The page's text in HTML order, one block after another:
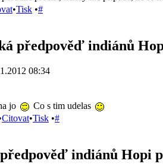
•Tisk •#
předpověď indiánů
08:34
jo
Co s tim udelas
Citovat•Tisk •#
indiánů Hopi